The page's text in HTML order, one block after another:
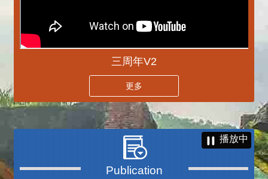
三周年V2
更多
播放中